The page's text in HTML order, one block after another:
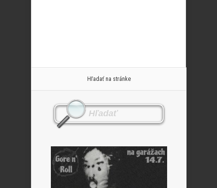
Hľadať na stránke